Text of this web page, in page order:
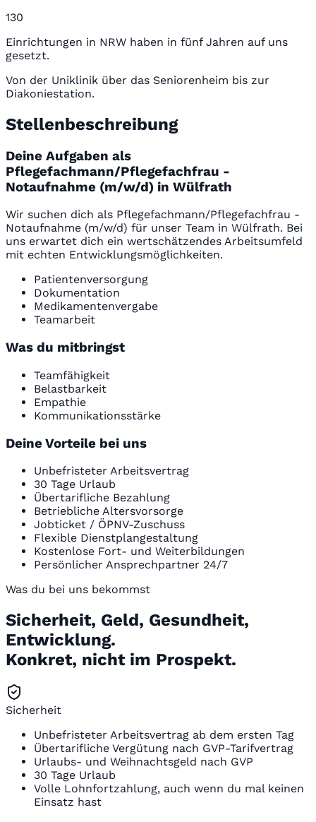
130
Einrichtungen in NRW haben in fünf Jahren auf uns
gesetzt.
Von der Uniklinik über das Seniorenheim bis zur
Diakoniestation.
Stellenbeschreibung
Deine Aufgaben als
Pflegefachmann/Pflegefachfrau -
Notaufnahme (m/w/d) in Wülfrath
Wir suchen dich als Pflegefachmann/Pflegefachfrau -
Notaufnahme (m/w/d) für unser Team in Wülfrath. Bei
uns erwartet dich ein wertschätzendes Arbeitsumfeld
mit echten Entwicklungsmöglichkeiten.
Patientenversorgung
Dokumentation
Medikamentenvergabe
Teamarbeit
Was du mitbringst
Teamfähigkeit
Belastbarkeit
Empathie
Kommunikationsstärke
Deine Vorteile bei uns
Unbefristeter Arbeitsvertrag
30 Tage Urlaub
Übertarifliche Bezahlung
Betriebliche Altersvorsorge
Jobticket / ÖPNV-Zuschuss
Flexible Dienstplangestaltung
Kostenlose Fort- und Weiterbildungen
Persönlicher Ansprechpartner 24/7
Was du bei uns bekommst
Sicherheit, Geld, Gesundheit,
Entwicklung.
Konkret, nicht im Prospekt.
Sicherheit
Unbefristeter Arbeitsvertrag ab dem ersten Tag
Übertarifliche Vergütung nach GVP-Tarifvertrag
Urlaubs- und Weihnachtsgeld nach GVP
30 Tage Urlaub
Volle Lohnfortzahlung, auch wenn du mal keinen
Einsatz hast